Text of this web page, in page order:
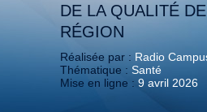
DE LA QUALITÉ
RÉGION
Réalisée par : Radio
Thématique : Santé
Mise en ligne : 9 avril 2026